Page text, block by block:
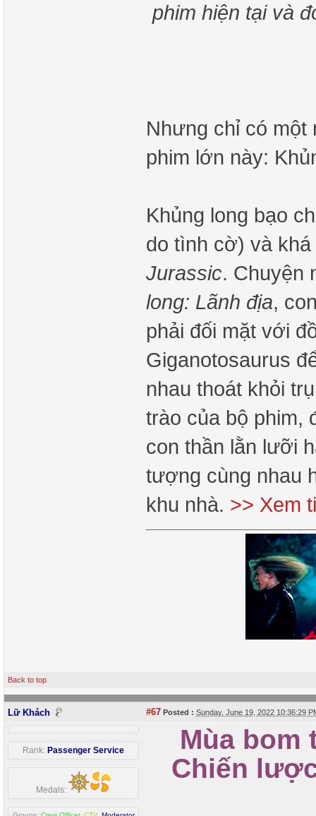
phim hiện tại và
Nhưng chỉ có
phim lớn này:
Khủng long bạo
do tình cờ) và
Jurassic. Chuyện
long: Lãnh địa,
phải đối mặt với
Giganotosaurus
nhau thoát khỏi
trào của bộ phim,
con thần lằn lưỡi
tượng cùng nhau
khu nhà. >> Xem
Back to top
Lữ Khách #67 Posted : Sunday, June 19, 2022 10:36:29
Rank: Passenger Service
Medals:
Mùa bom
Chiến